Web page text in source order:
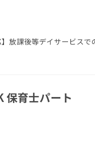
放課後等デイサービス
保育士パート